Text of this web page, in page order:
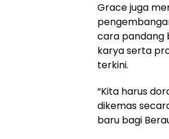
Grace juga
cara pandang
karya serta
terkini.
“Kita harus
dikemas
baru bagi